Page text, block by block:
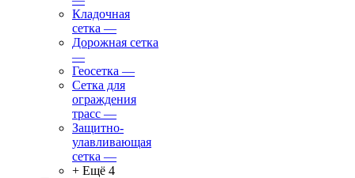
Кладочная
сетка —
Дорожная сетка
—
Геосетка —
Сетка для
ограждения
трасс —
Защитно-
улавливающая
сетка —
+ Ещё 4